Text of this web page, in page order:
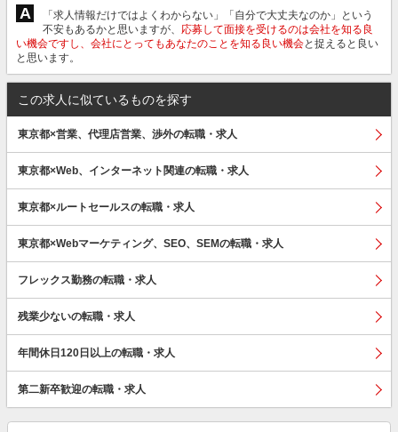
A
「求人情報だけではよくわからない」「自分で大丈夫なのか」という
不安もあるかと思いますが、 応募して面接を受けるのは会社を知る良
い機会ですし、会社にとってもあなたのことを知る良い機会と捉えると良い
と思います。
この求人に似ているものを探す
東京都×営業、代理店営業、渉外の転職・求人
東京都×Web、インターネット関連の転職・求人
東京都×ルートセールスの転職・求人
東京都×Webマーケティング、SEO、SEMの転職・求人
フレックス勤務の転職・求人
残業少ないの転職・求人
年間休日120日以上の転職・求人
第二新卒歓迎の転職・求人